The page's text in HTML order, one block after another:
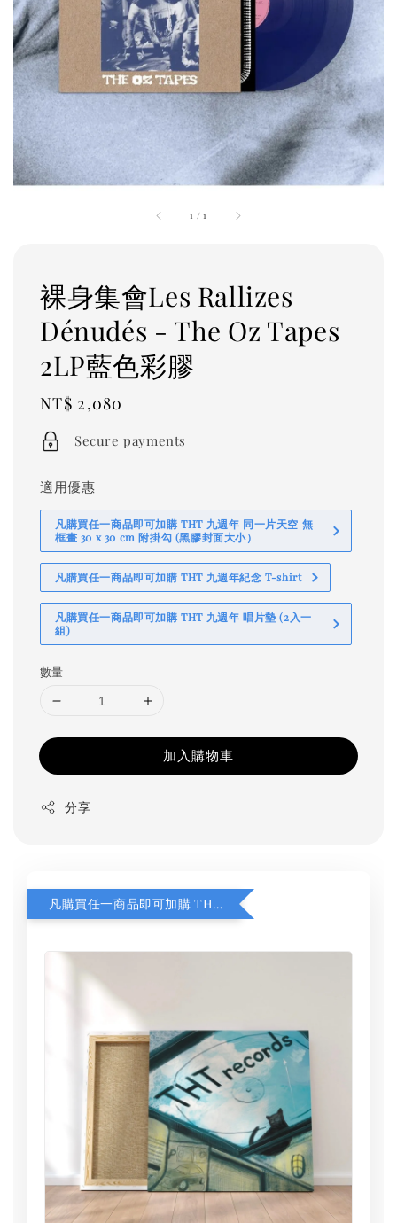
1 /1
裸身集會Les Rallizes
Dénudés - The Oz Tapes
2LP藍色彩膠
Regular
price
NT$ 2,080
Secure payments
適用優惠
凡購買任一商品即可加購 THT 九週年 同一片天空 無
框畫 30 x 30 cm 附掛勾 (黑膠封面大小）
凡購買任一商品即可加購 THT 九週年紀念 T-shirt
凡購買任一商品即可加購 THT 九週年 唱片墊 (2入一
組)
數量
加入購物車
分享
凡購買任一商品即可加購 THT 九週年 同一片天空 無框畫 30 x 30 cm 附掛勾 (黑膠封面大小）